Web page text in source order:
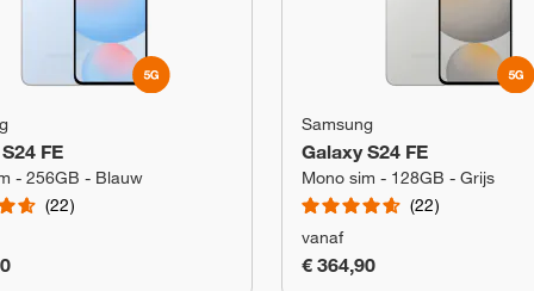
FE
- 256GB - Blauw
22
Samsung
Galaxy S24 FE
Mono sim - 128GB - Grijs
22
vanaf
€ 364,90